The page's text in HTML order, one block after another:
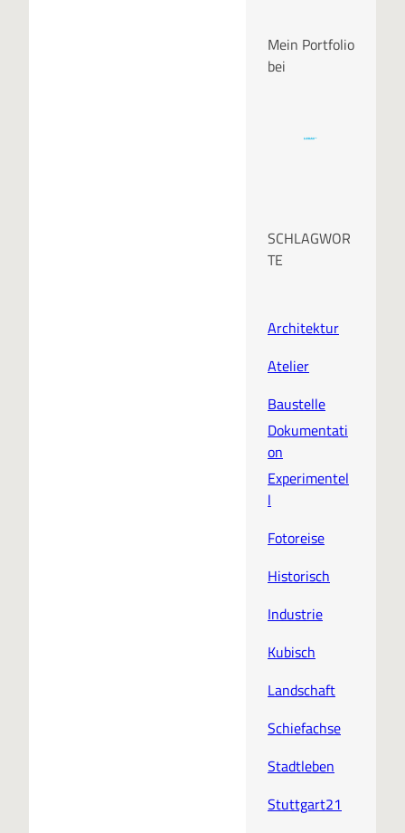
Mein Portfolio
bei
SCHLAGWOR
TE
Architektur
Atelier
Baustelle
Dokumentati
on
Experimentel
l
Fotoreise
Historisch
Industrie
Kubisch
Landschaft
Schiefachse
Stadtleben
Stuttgart21